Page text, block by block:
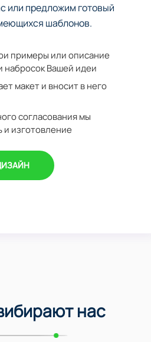
или предложим готовый
шаблонов.
примеры или описание
набросок Вашей идеи
макет и вносит в него
согласования мы
и изготовление
нас